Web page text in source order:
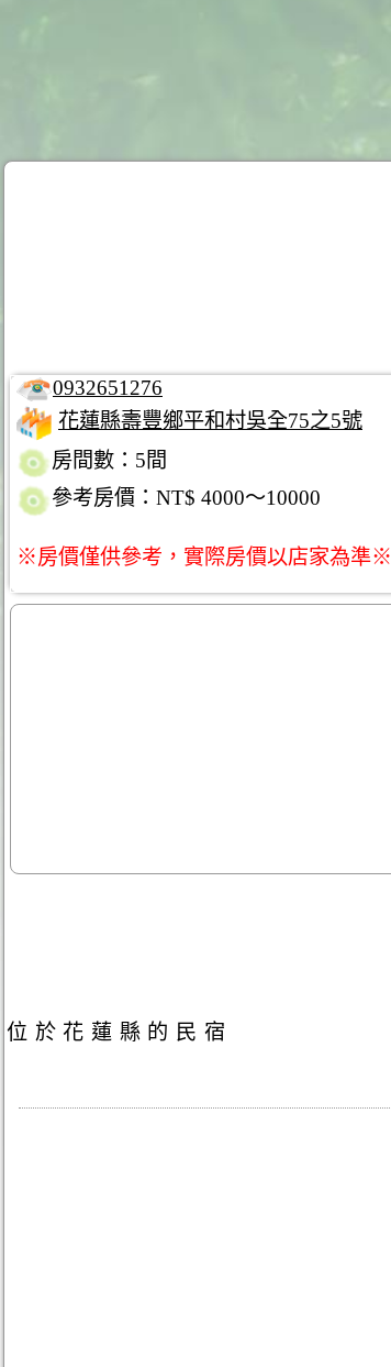
0932651276
花蓮縣壽豐鄉平和村吳全75之5號
房間數：5間
參考房價：NT$ 4000～10000
※房價僅供參考，實際房價以店家為準※
位於花蓮縣的民宿